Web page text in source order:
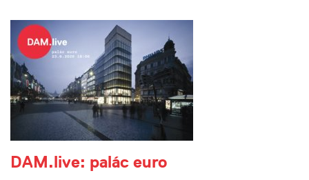
DAM.live: palác euro